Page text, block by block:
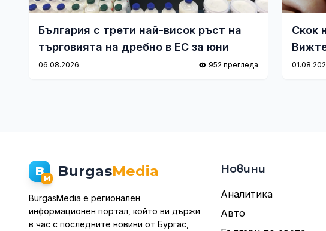
България с трети най-висок ръст на
търговията на дребно в ЕС за юни
06.08.2026 952 прегледа
Скок
г.
BM BurgasMedia
BurgasMedia е регионален
информационен портал, който ви държи
в час с последните новини от Бургас,
Новини
Аналитика
Авто